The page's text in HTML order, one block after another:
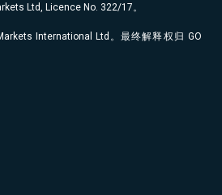
Ltd, Licence No. 322/17。
International Ltd。最终解释权归 GO